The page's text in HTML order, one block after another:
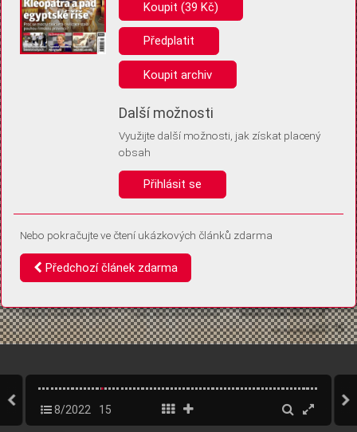
Pro základní fungování webu nepotřebujeme ukládat žádné informace
(tzv. cookies apod.). Rádi bychom vás ale požádali o souhlas s
uložením volitelných informací:
Anonymní unikátní ID
Díky němu příště poznáme, že se jedná o stejné zařízení, a
Identifikátor je zcela anonymní.
Vaše souhlasy a odmítnutí si ukládáme do vašeho zařízení, abychom se
vás už příště znovu neptali. Můžete je kdykoli později upravit ve Správě
8/2022 15
Koupit (39 Kč)
Předplatit
Koupit archiv
Další možnosti
Využijte další možnosti, jak získat placený
obsah
Přihlásit se
Nebo pokračujte ve čtení ukázkových článků zdarma
Předchozí článek zdarma